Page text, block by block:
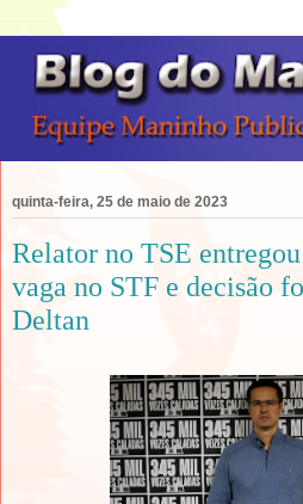
quinta-feira, 25 de maio de 2023
Relator no TSE
vaga no STF e decisão
Deltan